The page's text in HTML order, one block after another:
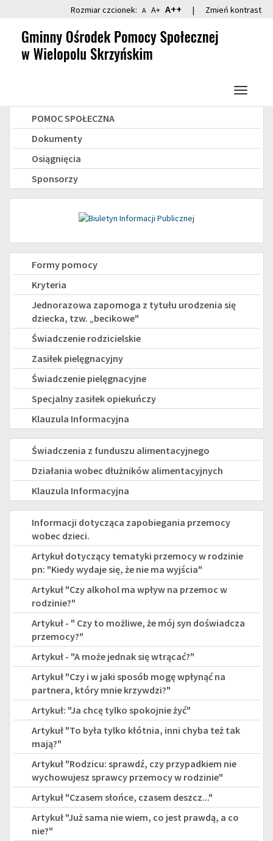
głównej
wyszukiwarki
Rozmiar czcionek: A A+ A++ | Zmień kontrast
Przełącz
Menu
boczne
POMOC SPOŁECZNA
Dokumenty
Osiągnięcia
Sponsorzy
Świadczenia
rodzinne
Formy pomocy
Kryteria
Jednorazowa zapomoga z tytułu urodzenia się
dziecka, tzw. „becikowe"
Świadczenie rodzicielskie
Zasiłek pielęgnacyjny
Świadczenie pielęgnacyjne
Specjalny zasiłek opiekuńczy
Klauzula Informacyjna
FUNDUSZ
ALIMENTACYJNY
Świadczenia z funduszu alimentacyjnego
Działania wobec dłużników alimentacyjnych
Klauzula Informacyjna
PRZEMOC
Informacji dotycząca zapobiegania przemocy
wobec dzieci.
Artykuł dotyczący tematyki przemocy w rodzinie
pn: "Kiedy wydaje się, że nie ma wyjścia"
Artykuł "Czy alkohol ma wpływ na przemoc w
rodzinie?"
Artykuł - " Czy to możliwe, że mój syn doświadcza
przemocy?"
Artykuł - "A może jednak się wtrącać?"
Artykuł "Czy i w jaki sposób mogę wpłynąć na
partnera, który mnie krzywdzi?"
Artykuł: "Ja chcę tylko spokojnie żyć"
Artykuł "To była tylko kłótnia, inni chyba też tak
mają?"
Artykuł "Rodzicu: sprawdź, czy przypadkiem nie
wychowujesz sprawcy przemocy w rodzinie"
Artykuł "Czasem słońce, czasem deszcz..."
Artykuł "Już sama nie wiem, co jest prawdą, a co
nie?"